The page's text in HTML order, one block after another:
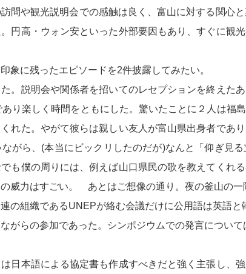
問や観光説明会での感触は良く、富山に対する関心
円高・ウォン安といった外部要因もあり、すぐに観
象に残ったエピソードを2件披露してみたい。
。説明会や関係者を招いてのレセプションを終えた
り楽しく時間をともにした。驚いたことに２人は福
れた。やがて彼らは親しい友人が富山県出身者であ
がら、(本当にビックリしたのだが)なんと「仰ぎ
も僕の周りには、例えば山口県民の歌を教えてくれ
威力はすごい。 あとはご想像の通り。夜の釜山の一
の組織であるUNEPが絡む会議だけに公用語は英語
がらの参加であった。シンポジウムでの発言につい
日本語による協定書も作成すべきだと強く主張し、